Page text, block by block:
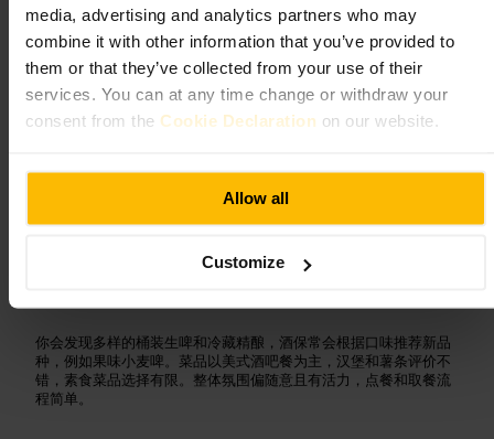
media, advertising and analytics partners who may
combine it with other information that you’ve provided to
them or that they’ve collected from your use of their
services. You can at any time change or withdraw your
consent from the Cookie Declaration on our website.
Allow all
Customize
“精酿为主，氛围随性，适合慢慢喝一杯”
#朋友聚会
你会发现多样的桶装生啤和冷藏精酿，酒保常会根据口味推荐新品
种，例如果味小麦啤。菜品以美式酒吧餐为主，汉堡和薯条评价不
错，素食菜品选择有限。整体氛围偏随意且有活力，点餐和取餐流
程简单。